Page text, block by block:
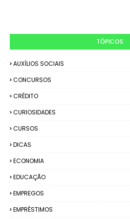
TÓPICOS
AUXÍLIOS SOCIAIS
CONCURSOS
CRÉDITO
CURIOSIDADES
CURSOS
DICAS
ECONOMIA
EDUCAÇÃO
EMPREGOS
EMPRÉSTIMOS